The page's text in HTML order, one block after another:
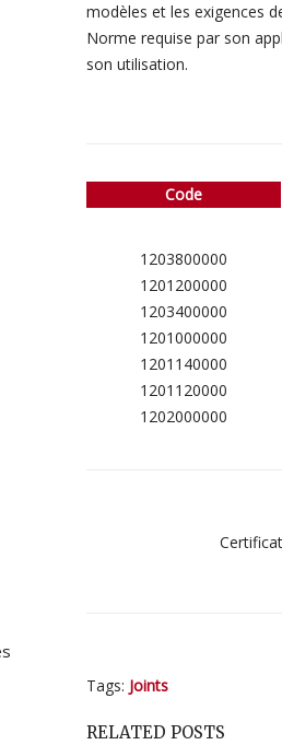
modèles et les exigences
Norme requise par son
son utilisation.
Code
1203800000
1201200000
1203400000
1201000000
1201140000
1201120000
1202000000
Tags: Joints
RELATED POSTS